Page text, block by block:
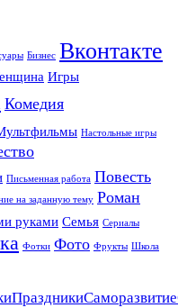
Бизнес Вконтакте
Игры
Комедия
Настольные игры
Письменная работа Повесть
на заданную тему Роман
руками Семья Сериалы
Фотки Фото Фрукты Школа
ПраздникиСаморазвитие